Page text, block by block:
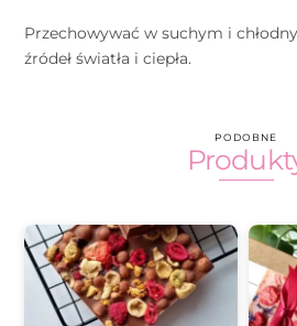
Przechowywać w suchym i
źródeł światła i ciepła.
PODOBNE